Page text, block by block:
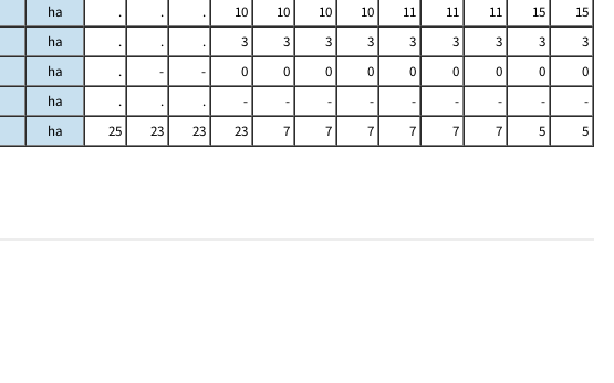
ha . . . 10 10 10 10 11 11 11 15
15
ha . . . 3 3 3 3 3 3 3 3
3
ha . - - 0 0 0 0 0 0 0 0
0
ha . . . - - - - - - - -
-
ha 25 23 23 23 7 7 7 7 7 7 5 5